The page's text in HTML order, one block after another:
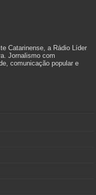
Catarinense, a Rádio Líder
Jornalismo com
comunicação popular e